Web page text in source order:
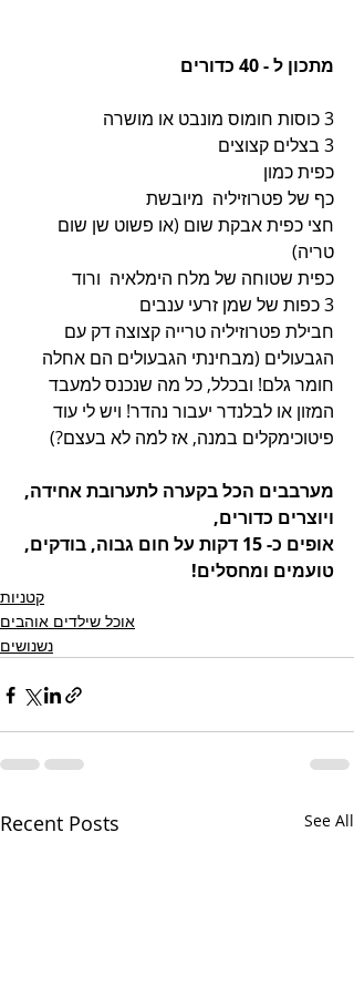
מתכון ל - 40 כדורים
3 כוסות חומוס מונבט או מושרה
3 בצלים קצוצים
כפית כמון
כף של פטרוזיליה  מיובשת
חצי כפית אבקת שום (או פשוט שן שום
טריה)
כפית שטוחה של מלח הימלאיה  ורוד
3 כפות של שמן זרעי ענבים
חבילת פטרוזיליה טרייה קצוצה דק עם
הגבעולים (מבחינתי הגבעולים הם אחלה
חומר גלם! ובכלל, כל מה שנכנס למעבד
המזון או לבלנדר יעבור נהדר! ויש לי עוד
פיטוכימקלים במנה, אז למה לא בעצם?)
מערבבים הכל בקערה לתערובת אחידה,
ויוצרים כדורים,
אופים כ- 15 דקות על חום גבוה, בודקים,
טועמים ומחסלים!
קטניות
אוכל שילדים אוהבים
נשנושים
Recent Posts See All